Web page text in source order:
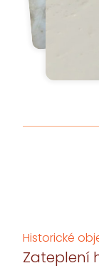
Historické
Zateplení